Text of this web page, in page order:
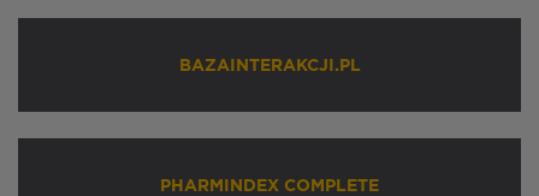
BAZAINTERAKCJI.PL
PHARMINDEX COMPLETE